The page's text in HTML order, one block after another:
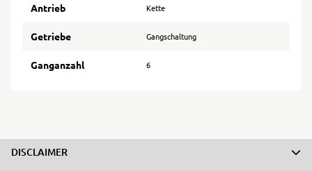
Antrieb Kette
Getriebe Gangschaltung
Ganganzahl 6
DISCLAIMER